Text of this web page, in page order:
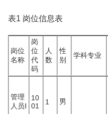
表1 岗位信息表
岗位
名称
岗
位
代
码
人
数
性
别
学科专业
管理
人员Ⅰ
10
01
1 男